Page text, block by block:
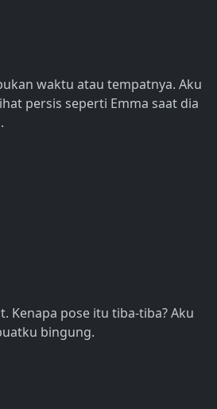
waktu atau tempatnya. Aku
persis seperti Emma saat dia
Kenapa pose itu tiba-tiba? Aku
bingung.